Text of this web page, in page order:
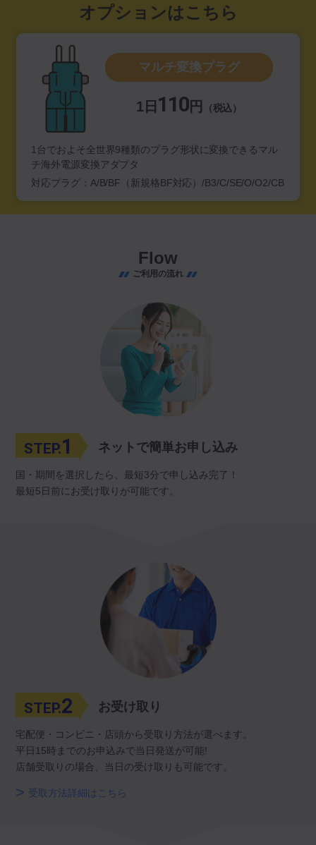
オプションはこちら
マルチ変換プラグ
1日 110円 （税込）
1台でおよそ全世界9種類のプラグ形状に変換できるマル
チ海外電源変換アダプタ
対応プラグ：A/B/BF（新規格BF対応）/B3/C/SE/O/O2/CB
Flow
ご利用の流れ
STEP.1 ネットで簡単お申し込み
国・期間を選択したら、最短3分で申し込み完了！
最短5日前にお受け取りが可能です。
STEP.2 お受け取り
宅配便・コンビニ・店頭から受取り方法が選べます。
平日15時までのお申込みで当日発送が可能!
店舗受取りの場合、当日の受け取りも可能です。
受取方法詳細はこちら